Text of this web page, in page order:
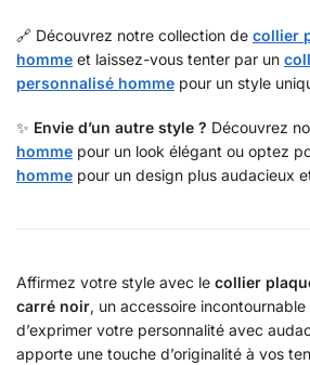
🔗 Découvrez notre collection de collier
homme et laissez-vous tenter par un
personnalisé homme pour un style
✨ Envie d’un autre style ? Découvrez
homme pour un look élégant ou optez
homme pour un design plus audacieux
Affirmez votre style avec le collier
carré noir, un accessoire
d’exprimer votre personnalité avec
apporte une touche d’originalité à vos